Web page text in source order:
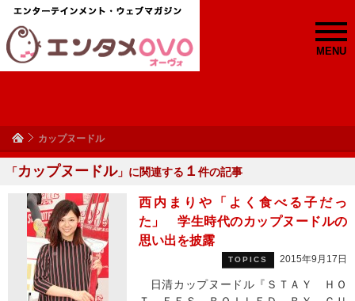
MENU
カップヌードル
「カップヌードル」に関連する １ 件の記事
西内まりや「よく食べる子だっ
た」 学生時代のカップヌードルの
思い出を披露
TOPICS 2015年9月17日
日清カップヌードル『ＳＴＡＹ ＨＯ